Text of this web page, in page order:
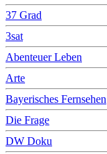
37 Grad
3sat
Abenteuer Leben
Arte
Bayerisches Fernsehen
Die Frage
DW Doku